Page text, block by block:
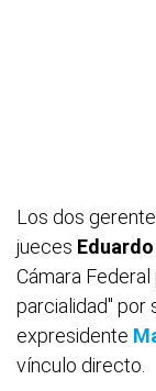
Los dos
jueces
Cámara
parcialidad" por
expresidente
vínculo directo.